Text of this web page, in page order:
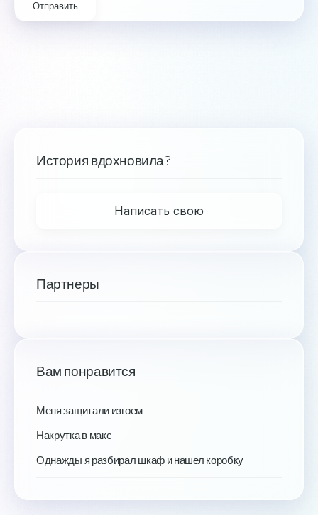
Отправить
История вдохновила?
Написать свою
Партнеры
Вам понравится
Меня защитали изгоем
Накрутка в макс
Однажды я разбирал шкаф и нашел коробку